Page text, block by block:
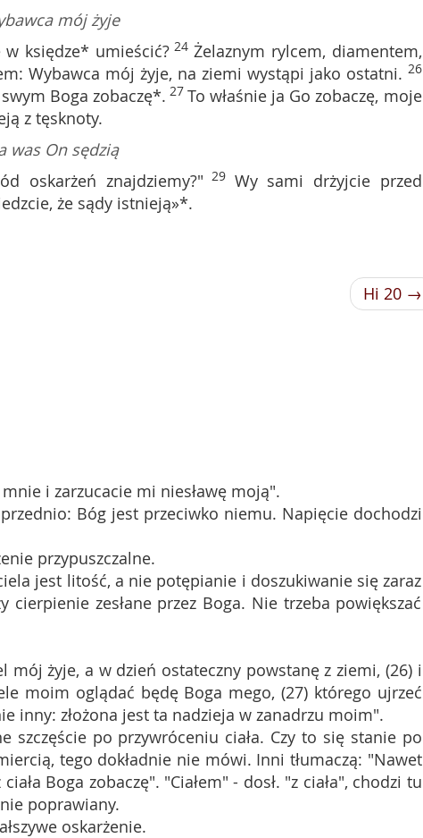
mój żyje
w księdze* umieścić?24 Żelaznym rylcem, diamentem,
Wybawca mój żyje, na ziemi wystąpi jako ostatni. 26
Boga zobaczę*. 27To właśnie ja Go zobaczę, moje
z tęsknoty.
was On sędzią
oskarżeń znajdziemy?" 29 Wy sami drżyjcie przed
że sądy istnieją»*.
Hi 20 →
i zarzucacie mi niesławę moją".
Bóg jest przeciwko niemu. Napięcie dochodzi
przypuszczalne.
jest litość, a nie potępianie i doszukiwanie się zaraz
cierpienie zesłane przez Boga. Nie trzeba powiększać
mój żyje, a w dzień ostateczny powstanę z ziemi, (26) i
moim oglądać będę Boga mego, (27) którego ujrzeć
inny: złożona jest ta nadzieja w zanadrzu moim".
szczęście po przywróceniu ciała. Czy to się stanie po
tego dokładnie nie mówi. Inni tłumaczą: "Nawet
Boga zobaczę". "Ciałem" - dosł. "z ciała", chodzi tu
poprawiany.
oskarżenie.